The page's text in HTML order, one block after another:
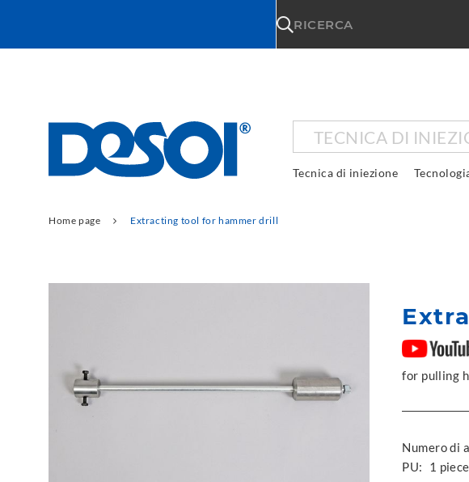
RICERCA
TECNICA DI
Tecnica di iniezione
Home page Extracting tool for hammer drill
for pulling
Numero di
PU:
1